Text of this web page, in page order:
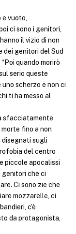
e vuoto,
ci sono i genitori,
il vizio di non
dei genitori del Sud
quando morirò
serio queste
scherzo e non ci
ti ha messo al
sfacciatamente
fino a non
disegnati sugli
del centro
piccole apocalissi
genitori che ci
Ci sono zie che
mozzarelle, ci
c’è
da protagonista,